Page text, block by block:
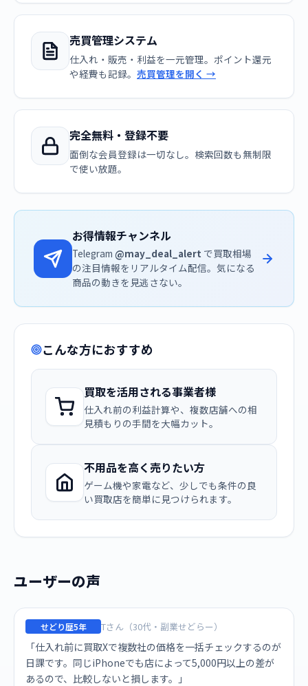
売買管理システム
仕入れ・販売・利益を一元管理。ポイント還元
や経費も記録。 売買管理を開く →
完全無料・登録不要
面倒な会員登録は一切なし。検索回数も無制限
で使い放題。
お得情報チャンネル
Telegram @may_deal_alert で買取相場
の注目情報をリアルタイム配信。気になる
商品の動きを見逃さない。
こんな方におすすめ
買取を活用される事業者様
仕入れ前の利益計算や、複数店舗への相
見積もりの手間を大幅カット。
不用品を高く売りたい方
ゲーム機や家電など、少しでも条件の良
い買取店を簡単に見つけられます。
ユーザーの声
せどり歴5年 Tさん（30代・副業せどらー）
「仕入れ前に買取Xで複数社の価格を一括チェックするのが
日課です。同じiPhoneでも店によって5,000円以上の差が
あるので、比較しないと損します。」